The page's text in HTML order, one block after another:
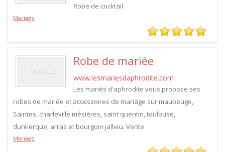
Robe de cocktail
Mariage
Robe de mariée
www.lesmariesdaphrodite.com
Les mariés d'aphrodite vous propose ses
robes de mariée et accessoires de mariage sur maubeuge,
Saintes, charleville mésières, saint quentin, toulouse,
dunkerque, arras et bourgoin jallieu. Vente
Mariage